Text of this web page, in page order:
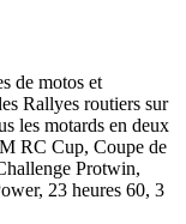
de motos et
Rallyes routiers sur
les motards en deux
RC Cup, Coupe de
Protwin,
23 heures 60, 3